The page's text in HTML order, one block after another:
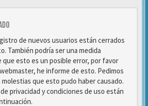
de nuevos usuarios están cerrados
También podría ser una medida
que esto es un posible error, por favor
he informe de esto. Pedimos
molestias que esto pudo haber causado.
privacidad y condiciones de uso están